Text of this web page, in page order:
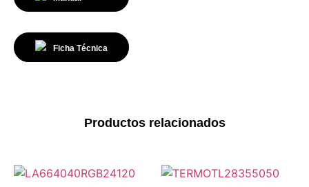
Ficha Técnica
Productos relacionados